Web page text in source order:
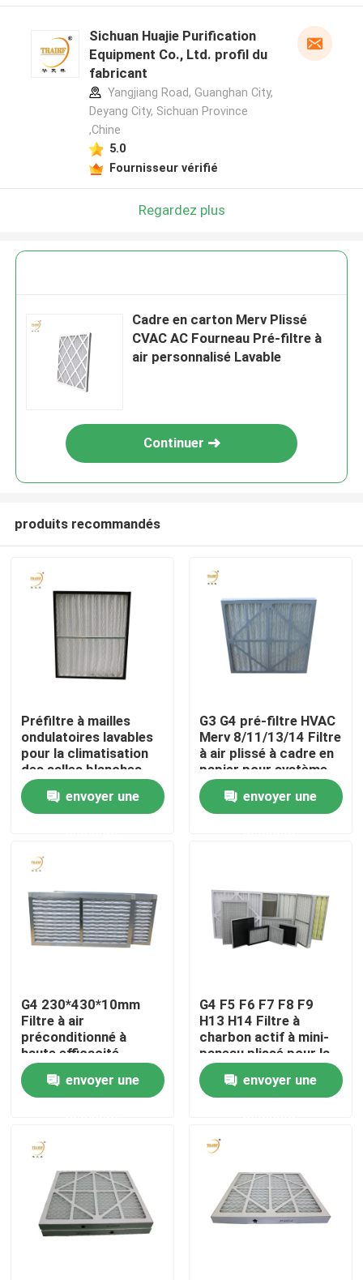
Maison
Produits
Vidéos
Visite d'usine
Contrôle de qualité
Filtre profond du pli HEPA
Pré filtre à air
Sichuan Huajie Purification
Equipment Co., Ltd. profil du
fabricant
Yangjiang Road, Guanghan City,
Deyang City, Sichuan Province
,Chine
5.0
Fournisseur vérifié
Regardez plus
Cadre en carton Merv Plissé
CVAC AC Fourneau Pré-filtre à
air personnalisé Lavable
Continuer
produits recommandés
Préfiltre à mailles
ondulatoires lavables
pour la climatisation
des salles blanches
envoyer une
G3 G4 pré-filtre HVAC
Merv 8/11/13/14 Filtre
à air plissé à cadre en
papier pour système
de climatisation
envoyer une
G4 230*430*10mm
Filtre à air
préconditionné à
haute efficacité
primaire blanc
envoyer une
G4 F5 F6 F7 F8 F9
H13 H14 Filtre à
charbon actif à mini-
paneau plissé pour la
climatisation
domestiqueenvoyer une